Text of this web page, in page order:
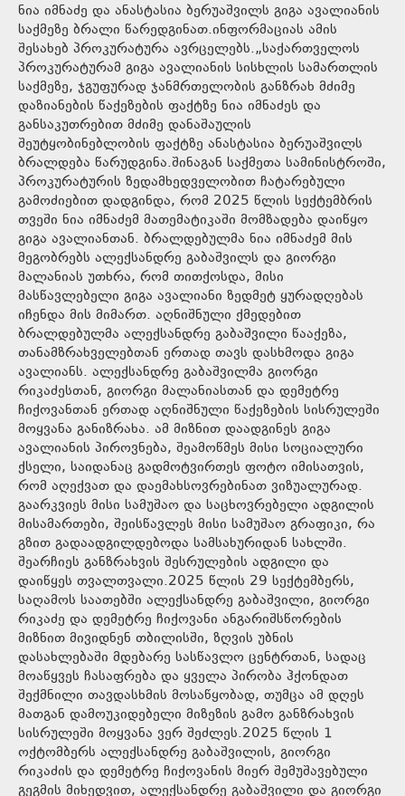
ნია იმნაძე და ანასტასია ბერუაშვილს გიგა ავალიანის
საქმეზე ბრალი წარედგინათ.ინფორმაციას ამის
შესახებ პროკურატურა ავრცელებს.„საქართველოს
პროკურატურამ გიგა ავალიანის სისხლის სამართლის
საქმეზე, ჯგუფურად ჯანმრთელობის განზრახ მძიმე
დაზიანების წაქეზების ფაქტზე ნია იმნაძეს და
განსაკუთრებით მძიმე დანაშაულის
შეუტყობინებლობის ფაქტზე ანასტასია ბერუაშვილს
ბრალდება წარუდგინა.შინაგან საქმეთა სამინისტროში,
პროკურატურის ზედამხედველობით ჩატარებული
გამოძიებით დადგინდა, რომ 2025 წლის სექტემბრის
თვეში ნია იმნაძემ მათემატიკაში მომზადება დაიწყო
გიგა ავალიანთან. ბრალდებულმა ნია იმნაძემ მის
მეგობრებს ალექსანდრე გაბაშვილს და გიორგი
მალანიას უთხრა, რომ თითქოსდა, მისი
მასწავლებელი გიგა ავალიანი ზედმეტ ყურადღებას
იჩენდა მის მიმართ. აღნიშნული ქმედებით
ბრალდებულმა ალექსანდრე გაბაშვილი წააქეზა,
თანამზრახველებთან ერთად თავს დასხმოდა გიგა
ავალიანს. ალექსანდრე გაბაშვილმა გიორგი
რიკაძესთან, გიორგი მალანიასთან და დემეტრე
ჩიქოვანთან ერთად აღნიშნული წაქეზების სისრულეში
მოყვანა განიზრახა. ამ მიზნით დაადგინეს გიგა
ავალიანის პიროვნება, შეამოწმეს მისი სოციალური
ქსელი, საიდანაც გადმოტვირთეს ფოტო იმისათვის,
რომ აღექვათ და დაემახსოვრებინათ ვიზუალურად.
გაარკვიეს მისი სამუშაო და საცხოვრებელი ადგილის
მისამართები, შეისწავლეს მისი სამუშაო გრაფიკი, რა
გზით გადაადგილდებოდა სამსახურიდან სახლში.
შეარჩიეს განზრახვის შესრულების ადგილი და
დაიწყეს თვალთვალი.2025 წლის 29 სექტემბერს,
საღამოს საათებში ალექსანდრე გაბაშვილი, გიორგი
რიკაძე და დემეტრე ჩიქოვანი ანგარიშსწორების
მიზნით მივიდნენ თბილისში, ზღვის უბნის
დასახლებაში მდებარე სასწავლო ცენტრთან, სადაც
მოაწყვეს ჩასაფრება და ყველა პირობა ჰქონდათ
შექმნილი თავდასხმის მოსაწყობად, თუმცა ამ დღეს
მათგან დამოუკიდებელი მიზეზის გამო განზრახვის
სისრულეში მოყვანა ვერ შეძლეს.2025 წლის 1
ოქტომბერს ალექსანდრე გაბაშვილის, გიორგი
რიკაძის და დემეტრე ჩიქოვანის მიერ შემუშავებული
გეგმის მიხედვით, ალექსანდრე გაბაშვილი და გიორგი